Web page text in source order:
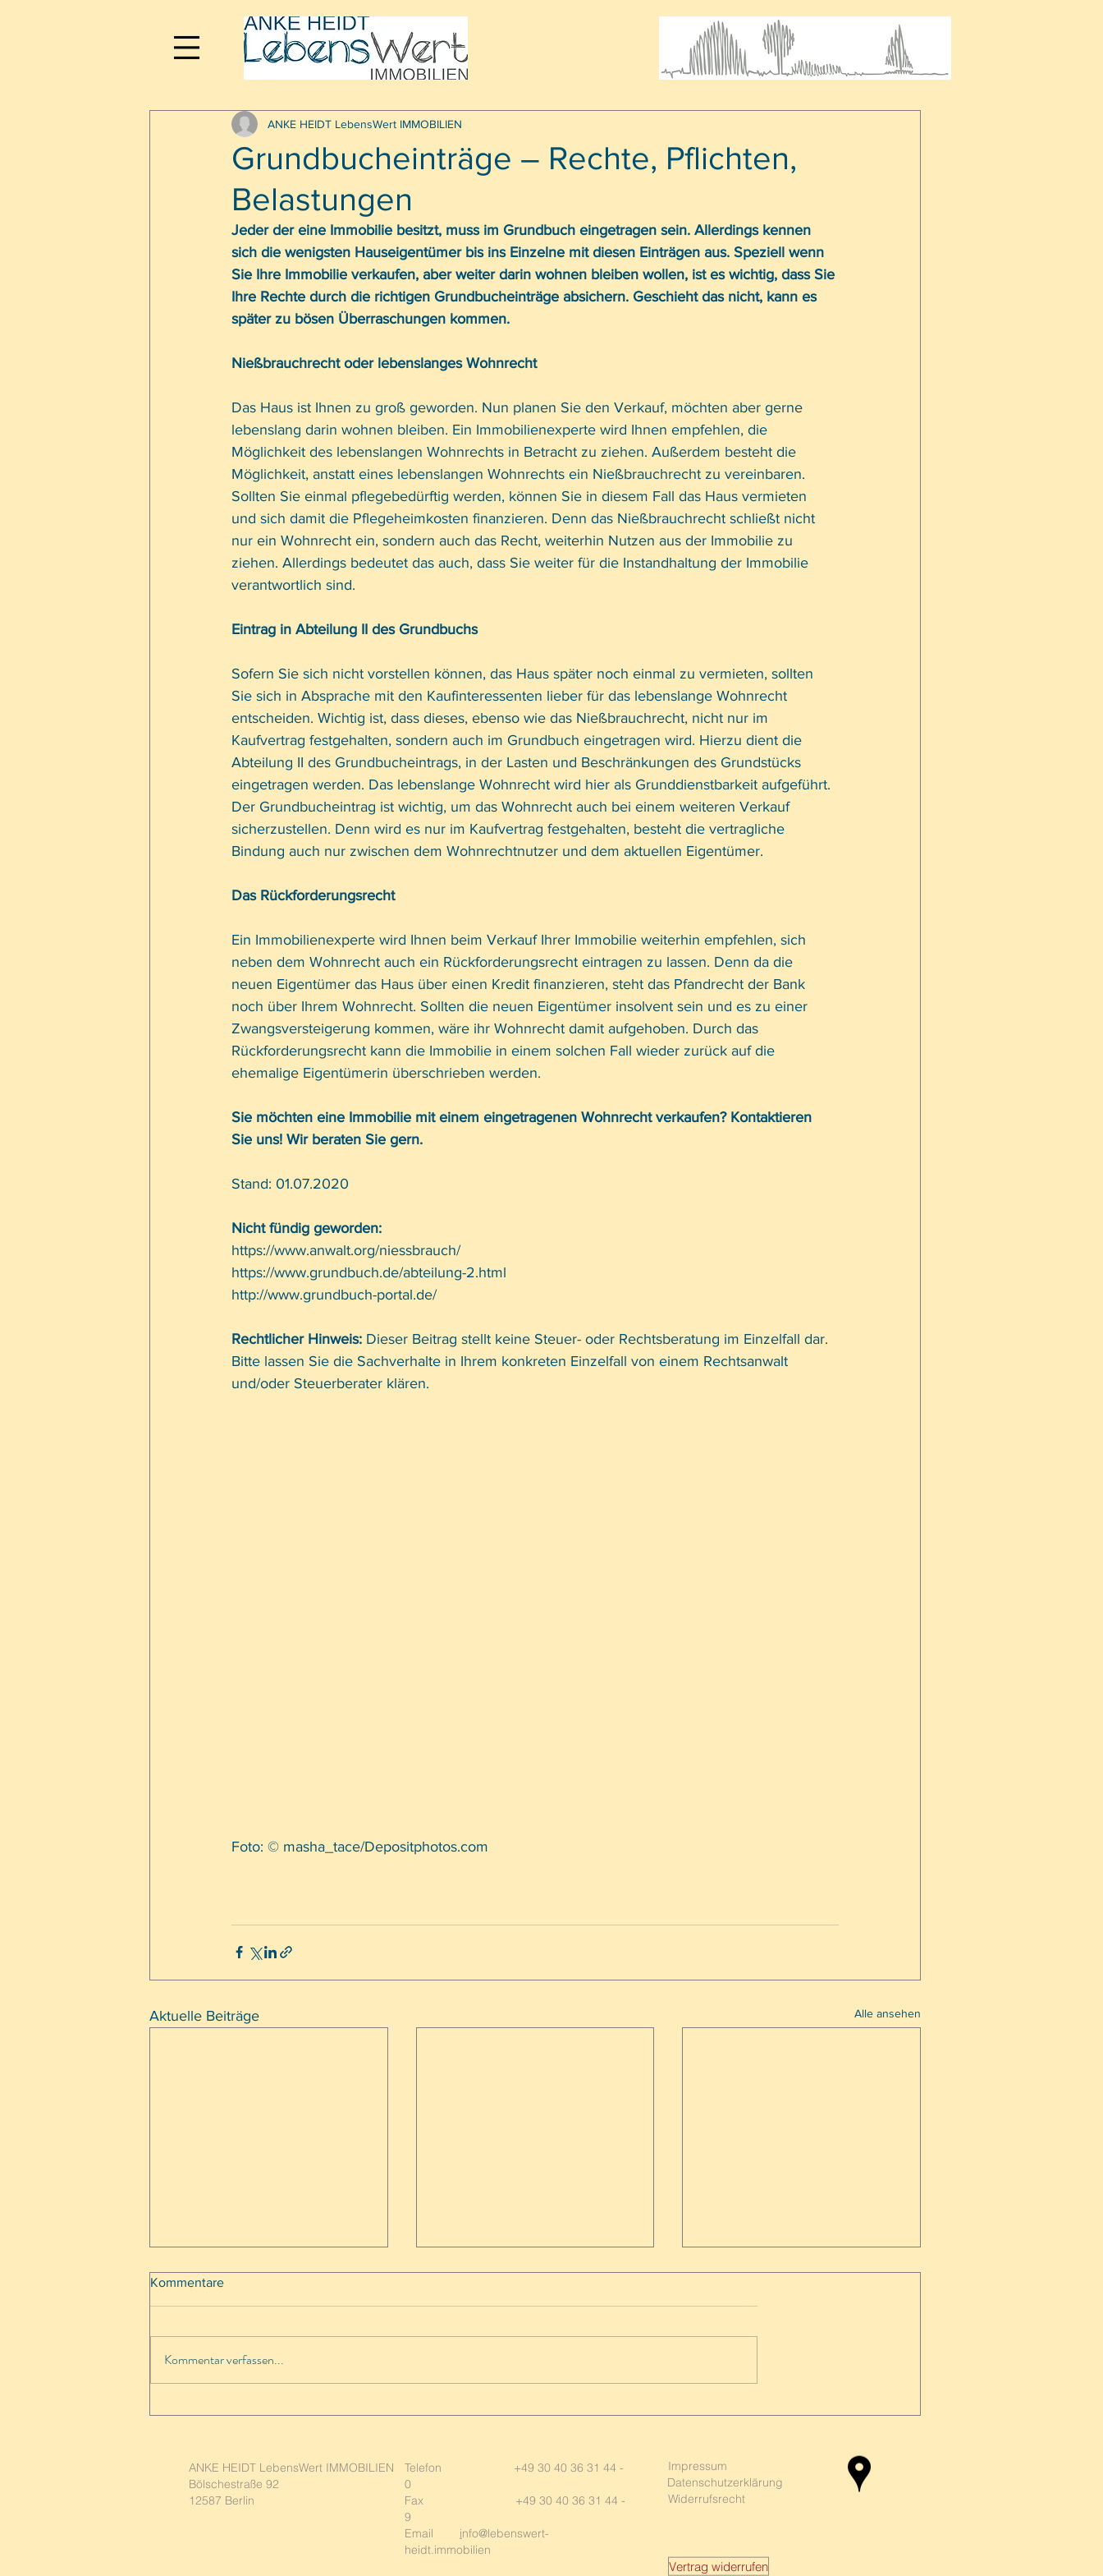
Grundbucheinträge – Rechte, Pflichten,
Belastungen
ANKE HEIDT LebensWert IMMOBILIEN
Jeder der eine Immobilie besitzt, muss im Grundbuch eingetragen sein. Allerdings kennen
sich die wenigsten Hauseigentümer bis ins Einzelne mit diesen Einträgen aus. Speziell wenn
Sie Ihre Immobilie verkaufen, aber weiter darin wohnen bleiben wollen, ist es wichtig, dass Sie
Ihre Rechte durch die richtigen Grundbucheinträge absichern. Geschieht das nicht, kann es
später zu bösen Überraschungen kommen.
Nießbrauchrecht oder lebenslanges Wohnrecht
Das Haus ist Ihnen zu groß geworden. Nun planen Sie den Verkauf, möchten aber gerne
lebenslang darin wohnen bleiben. Ein Immobilienexperte wird Ihnen empfehlen, die
Möglichkeit des lebenslangen Wohnrechts in Betracht zu ziehen. Außerdem besteht die
Möglichkeit, anstatt eines lebenslangen Wohnrechts ein Nießbrauchrecht zu vereinbaren.
Sollten Sie einmal pflegebedürftig werden, können Sie in diesem Fall das Haus vermieten
und sich damit die Pflegeheimkosten finanzieren. Denn das Nießbrauchrecht schließt nicht
nur ein Wohnrecht ein, sondern auch das Recht, weiterhin Nutzen aus der Immobilie zu
ziehen. Allerdings bedeutet das auch, dass Sie weiter für die Instandhaltung der Immobilie
verantwortlich sind.
Eintrag in Abteilung II des Grundbuchs
Sofern Sie sich nicht vorstellen können, das Haus später noch einmal zu vermieten, sollten
Sie sich in Absprache mit den Kaufinteressenten lieber für das lebenslange Wohnrecht
entscheiden. Wichtig ist, dass dieses, ebenso wie das Nießbrauchrecht, nicht nur im
Kaufvertrag festgehalten, sondern auch im Grundbuch eingetragen wird. Hierzu dient die
Abteilung II des Grundbucheintrags, in der Lasten und Beschränkungen des Grundstücks
eingetragen werden. Das lebenslange Wohnrecht wird hier als Grunddienstbarkeit aufgeführt.
Der Grundbucheintrag ist wichtig, um das Wohnrecht auch bei einem weiteren Verkauf
sicherzustellen. Denn wird es nur im Kaufvertrag festgehalten, besteht die vertragliche
Bindung auch nur zwischen dem Wohnrechtnutzer und dem aktuellen Eigentümer.
Das Rückforderungsrecht
Ein Immobilienexperte wird Ihnen beim Verkauf Ihrer Immobilie weiterhin empfehlen, sich
neben dem Wohnrecht auch ein Rückforderungsrecht eintragen zu lassen. Denn da die
neuen Eigentümer das Haus über einen Kredit finanzieren, steht das Pfandrecht der Bank
noch über Ihrem Wohnrecht. Sollten die neuen Eigentümer insolvent sein und es zu einer
Zwangsversteigerung kommen, wäre ihr Wohnrecht damit aufgehoben. Durch das
Rückforderungsrecht kann die Immobilie in einem solchen Fall wieder zurück auf die
ehemalige Eigentümerin überschrieben werden.
Sie möchten eine Immobilie mit einem eingetragenen Wohnrecht verkaufen? Kontaktieren
Sie uns! Wir beraten Sie gern.
Stand: 01.07.2020
Nicht fündig geworden:
https://www.anwalt.org/niessbrauch/
https://www.grundbuch.de/abteilung-2.html
http://www.grundbuch-portal.de/
Rechtlicher Hinweis: Dieser Beitrag stellt keine Steuer- oder Rechtsberatung im Einzelfall dar.
Bitte lassen Sie die Sachverhalte in Ihrem konkreten Einzelfall von einem Rechtsanwalt
und/oder Steuerberater klären.
Foto: © masha_tace/Depositphotos.com
Aktuelle Beiträge Alle ansehen
Kommentare
Kommentar verfassen...
ANKE HEIDT LebensWert IMMOBILIEN
Bölschestraße 92
12587 Berlin
Telefon +49 30 40 36 31 44 -
0
Fax +49 30 40 36 31 44 -
9
Email info@lebenswert-
heidt.immobilien
Impressum
Datenschutzerklärung
Widerrufsrecht
Vertrag widerrufen